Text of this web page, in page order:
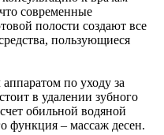
современные
полости создают все
пользующиеся
по уходу за
в удалении зубного
обильной водяной
функция – массаж десен.